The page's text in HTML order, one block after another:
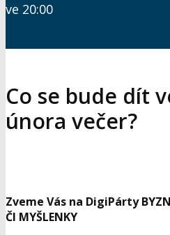
ve 20:00
Co se bude dít
února večer?
Zveme Vás na DigiPárty
ČI MYŠLENKY